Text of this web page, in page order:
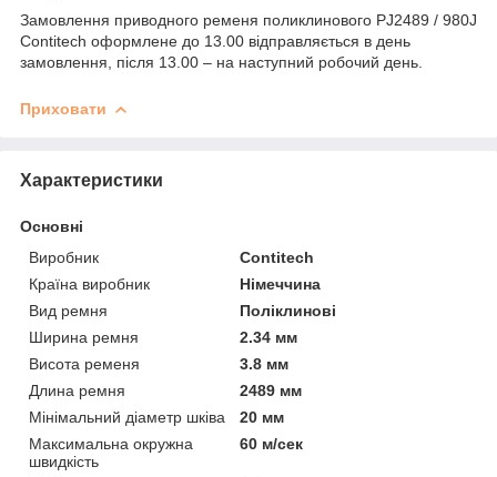
Замовлення приводного ременя поликлинового PJ2489 / 980J
Contitech оформлене до 13.00 відправляється в день
замовлення, після 13.00 – на наступний робочий день.
Приховати
Характеристики
Основні
Виробник
Contitech
Країна виробник
Німеччина
Вид ремня
Поліклинові
Ширина ремня
2.34 мм
Висота ременя
3.8 мм
Длина ремня
2489 мм
Мінімальний діаметр шківа
20 мм
Максимальна окружна
швидкість
60 м/сек